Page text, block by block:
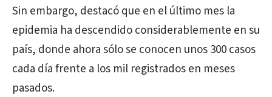
Sin embargo, destacó que en el último mes la
epidemia ha descendido considerablemente en su
país, donde ahora sólo se conocen unos 300 casos
cada día frente a los mil registrados en meses
pasados.